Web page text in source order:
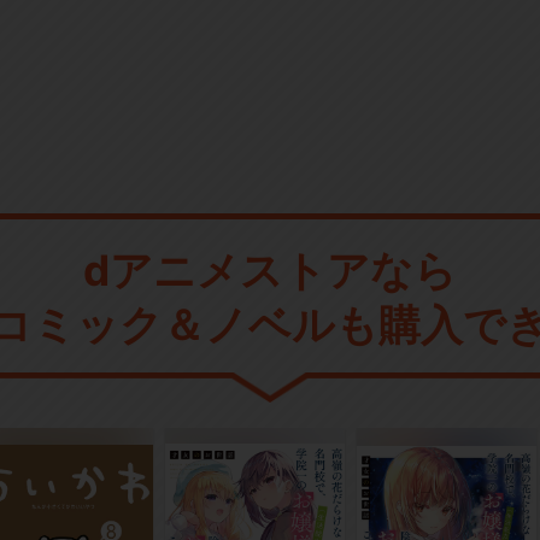
dアニメストアなら
ミック＆ノベルも購入で